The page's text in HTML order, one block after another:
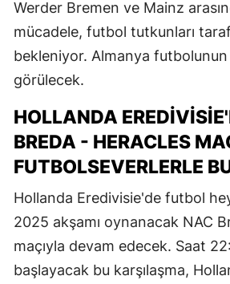
Werder Bremen ve Mainz
mücadele, futbol tutkunları
bekleniyor. Almanya
görülecek.
HOLLANDA
BREDA - HERACLES
FUTBOLSEVERLERLE
Hollanda Eredivisie'de futbol
2025 akşamı oynanacak NAC
maçıyla devam edecek. Saat
başlayacak bu karşılaşma,